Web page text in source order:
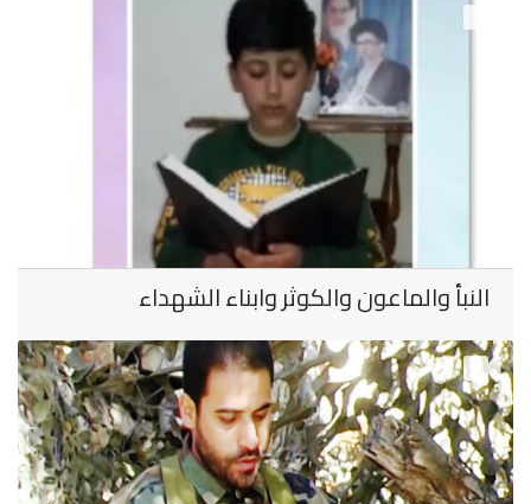
النبأ والماعون والكوثر وابناء الشهداء